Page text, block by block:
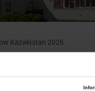
Kazakistan 2026